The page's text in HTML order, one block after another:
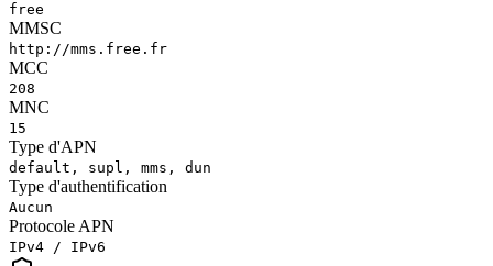
free
MMSC
http://mms.free.fr
MCC
208
MNC
15
Type d'APN
default, supl, mms, dun
Type d'authentification
Aucun
Protocole APN
IPv4 / IPv6